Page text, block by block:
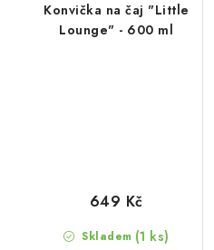
Konvička na čaj "Little
Lounge" - 600 ml
Skladem (1 ks)
649 Kč